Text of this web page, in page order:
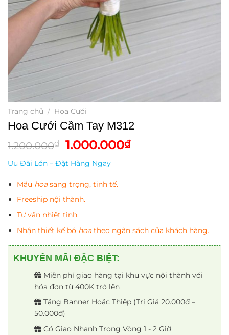
Trang chủ / Hoa Cưới
Hoa Cưới Cầm Tay M312
1.200.000₫
Giá
gốc
là:
1.200.000₫.
1.000.000₫Giá
Ưu Đãi Lớn – Đặt Hàng Ngay
Mẫu hoasang trọng, tinh tế.
Freeship nội thành.
Tư vấn nhiệt tình.
Nhận thiết kế bó hoatheo ngân sách của khách hàng.
KHUYẾN MÃI ĐẶC BIỆT:
Miễn phí giao hàng tại khu vực nội thành với
hóa đơn từ 400K trở lên
Tặng Banner Hoặc Thiệp (Trị Giá 20.000đ –
50.000đ)
Có Giao Nhanh Trong Vòng 1 - 2 Giờ